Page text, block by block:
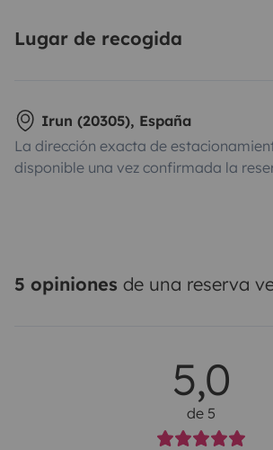
Lugar de recogida
Irun (20305), España
La dirección exacta de
disponible una vez confirmada la
5 opiniones de una reserva
5,0
de 5